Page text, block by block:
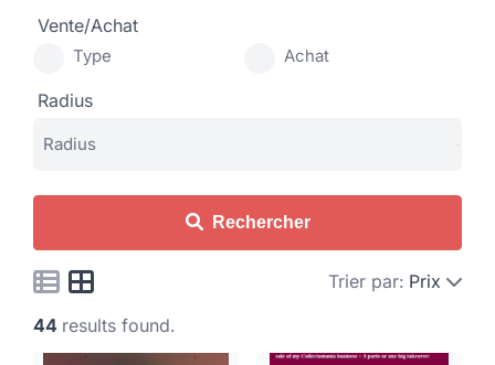
Vente/Achat
Type Achat
Radius
Rechercher
Trier par: Prix
44 results found.